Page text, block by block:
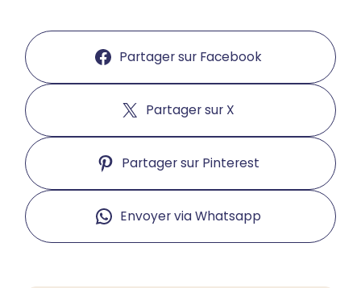
Partager sur Facebook
Partager sur X
Partager sur Pinterest
Envoyer via Whatsapp